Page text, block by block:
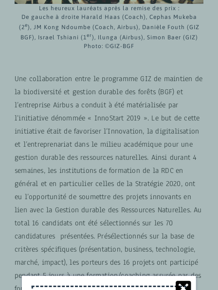
Les heureux lauréats après la remise des prix :
De gauche à droite Harald Haas (Coach), Cephas Mukeba
(2e), JM Kong Ndoumbe (Coach, Airbus), Danièle Fouth (GIZ
BGF), Israel Tshiani (1er), Ilunga (Airbus), Simon Baer (GIZ)
Photo: ©GIZ-BGF
Une collaboration entre le programme GIZ de maintien de
la biodiversité et gestion durable des forêts (BGF) et
l’entreprise Airbus a conduit à été matérialisée par
l’initiative dénommée « InnoStart 2019 ». Le but de cette
initiative était de favoriser l’Innovation, la digitalisation
et l’entreprenariat dans le milieu académique pour une
gestion durable des ressources naturelles. Ainsi durant 4
semaines, les institutions de formation de la RDC en
général et en particulier celles de la Stratégie 2020, ont
eu l’opportunité de soumettre des projets innovants en
lien avec la Gestion durable des Ressources Naturelles. Au
total 16 candidats ont été sélectionnés sur les 70
candidatures présentées. Présélectionnés sur la base de
critères spécifiques (présentation, business, technologie,
marché, impact), les porteurs des 16 projets ont participé
pendant 5 jours à une formation/coaching assurée par des